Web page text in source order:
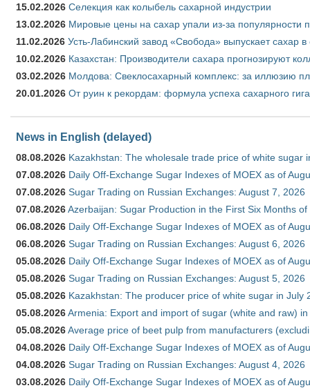
15.02.2026 Селекция как колыбель сахарной индустрии
13.02.2026 Мировые цены на сахар упали из-за популярности
11.02.2026 Усть-Лабинский завод «Свобода» выпускает сахар в
10.02.2026 Казахстан: Производители сахара прогнозируют
03.02.2026 Молдова: Свеклосахарный комплекс: за иллюзию
20.01.2026 От руин к рекордам: формула успеха сахарного
News in English (delayed)
08.08.2026 Kazakhstan: The wholesale trade price of white sugar
07.08.2026 Daily Off-Exchange Sugar Indexes of MOEX as of
07.08.2026 Sugar Trading on Russian Exchanges: August 7, 2026
07.08.2026Azerbaijan: Sugar Production in the First Six Months of
06.08.2026 Daily Off-Exchange Sugar Indexes of MOEX as of
06.08.2026 Sugar Trading on Russian Exchanges: August 6, 2026
05.08.2026 Daily Off-Exchange Sugar Indexes of MOEX as of
05.08.2026 Sugar Trading on Russian Exchanges: August 5, 2026
05.08.2026 Kazakhstan: The producer price of white sugar in July
05.08.2026Armenia: Export and import of sugar (white and raw)
05.08.2026Average price of beet pulp from manufacturers
04.08.2026 Daily Off-Exchange Sugar Indexes of MOEX as of
04.08.2026 Sugar Trading on Russian Exchanges: August 4, 2026
03.08.2026 Daily Off-Exchange Sugar Indexes of MOEX as of